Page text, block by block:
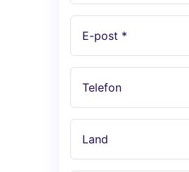
E-post *
Telefon
Land